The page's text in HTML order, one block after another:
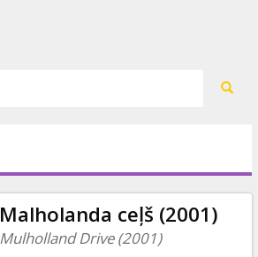
Malholanda ceļš (2001)
Mulholland Drive (2001)